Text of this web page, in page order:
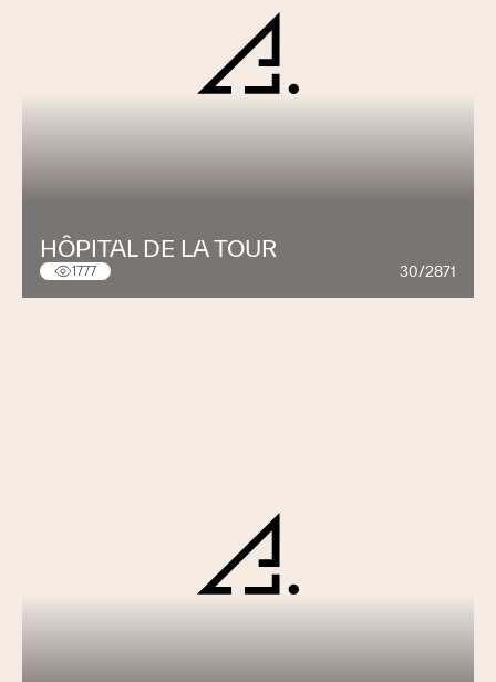
HÔPITAL DE LA TOUR
1777 30/2871